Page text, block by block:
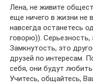
Лена, не живите
еще ничего в жизни не
навсегда останетесь
говорю)). Серьезность,
Замкнутость, это
друзей по интересам.
себя, они будут
Учитесь, общайтесь,